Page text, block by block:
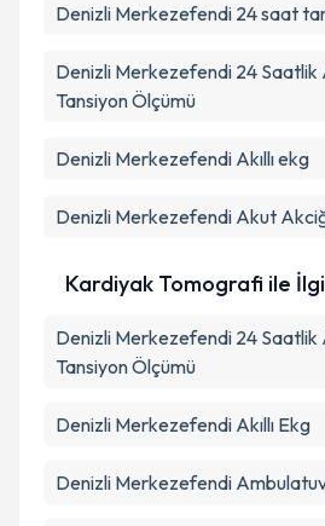
Denizli Merkezefendi 24 saat
Denizli Merkezefendi 24
Tansiyon Ölçümü
Denizli Merkezefendi Akıllı ekg
Denizli Merkezefendi Akut
Kardiyak Tomografi ile
Denizli Merkezefendi 24
Tansiyon Ölçümü
Denizli Merkezefendi Akıllı Ekg
Denizli Merkezefendi